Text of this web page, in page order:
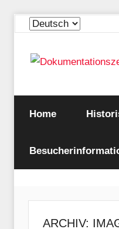
springen
Sprache
Prora
Ausstellung
zum
Home
ARCHIV: